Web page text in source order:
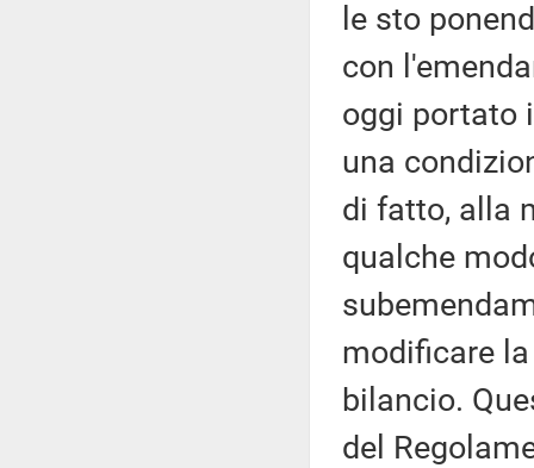
le sto
con
oggi portato
una
di fatto, alla
qualche
modificare
bilancio.
del